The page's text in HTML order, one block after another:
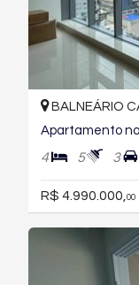
BALNEÁRIO
Apartamento
4 5 3
R$ 4.990.000, 00